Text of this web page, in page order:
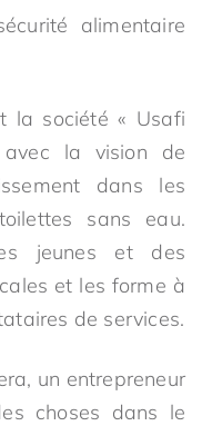
alimentaire
la société « Usafi
la vision de
dans les
sans eau.
jeunes et des
et les forme à
de services.
un entrepreneur
choses dans le